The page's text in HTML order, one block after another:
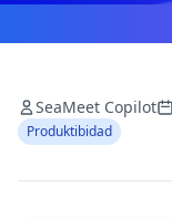
SeaMeet Copilot
Produktibidad